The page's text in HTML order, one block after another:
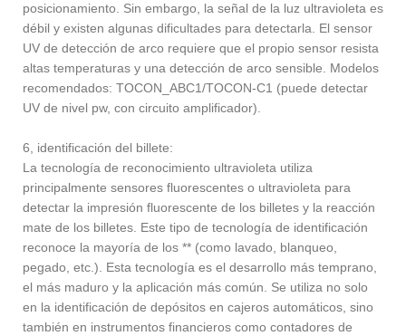
posicionamiento. Sin embargo, la señal de la luz ultravioleta es
débil y existen algunas dificultades para detectarla. El sensor
UV de detección de arco requiere que el propio sensor resista
altas temperaturas y una detección de arco sensible. Modelos
recomendados: TOCON_ABC1/TOCON-C1 (puede detectar
UV de nivel pw, con circuito amplificador).
6, identificación del billete:
La tecnología de reconocimiento ultravioleta utiliza
principalmente sensores fluorescentes o ultravioleta para
detectar la impresión fluorescente de los billetes y la reacción
mate de los billetes. Este tipo de tecnología de identificación
reconoce la mayoría de los ** (como lavado, blanqueo,
pegado, etc.). Esta tecnología es el desarrollo más temprano,
el más maduro y la aplicación más común. Se utiliza no solo
en la identificación de depósitos en cajeros automáticos, sino
también en instrumentos financieros como contadores de